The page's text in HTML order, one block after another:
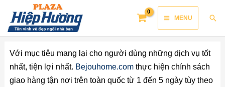
content
Main
Menu
MENU
Với mục tiêu mang lại cho người dùng những dịch vụ tốt
nhất, tiện lợi nhất. Bejouhome.comthực hiện chính sách
giao hàng tận nơi trên toàn quốc từ 1 đến 5 ngày tùy theo